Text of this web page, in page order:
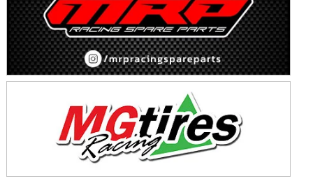
KDO - F6
Ciudad de Trenque Lauquen (Asfalto)
Trenque Lauquen (Buenos Aires)
ENTRERRIANO - F6 (POSTERGADA)
Villaguay (Entre Ríos)
VICTORIENSE - F7
El Cerro (Tierra)
Victoria (Entre Ríos)